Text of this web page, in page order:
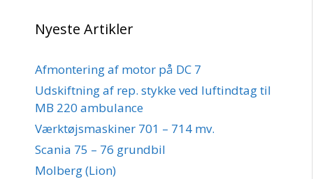
Nyeste Artikler
Afmontering af motor på DC 7
Udskiftning af rep. stykke ved luftindtag til
MB 220 ambulance
Værktøjsmaskiner 701 – 714 mv.
Scania 75 – 76 grundbil
Molberg (Lion)